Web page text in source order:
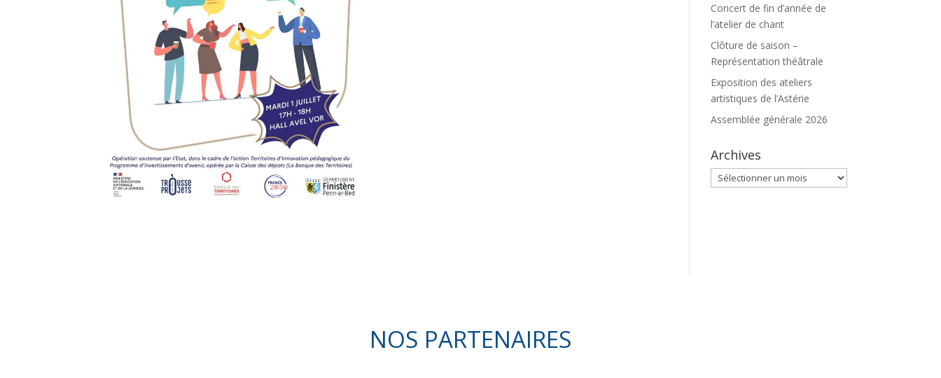
Concert de fin d’année de
l’atelier de chant
Clôture de saison –
Représentation théâtrale
Exposition des ateliers
artistiques de l’Astérie
Assemblée générale 2026
Archives
Archives
NOS PARTENAIRES